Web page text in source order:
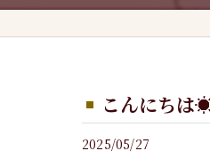
こんにちは
2025/05/27